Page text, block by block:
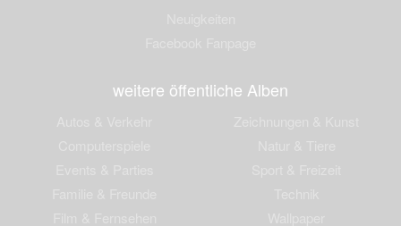
weitere öffentliche Alben